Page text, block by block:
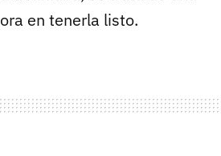
en tenerla listo.